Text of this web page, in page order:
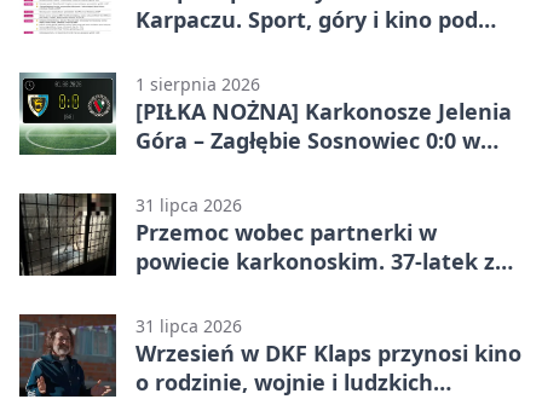
Karpaczu. Sport, góry i kino pod
1 sierpnia 2026
[PIŁKA NOŻNA] Karkonosze Jelenia
Góra – Zagłębie Sosnowiec 0:0 w
31 lipca 2026
Przemoc wobec partnerki w
powiecie karkonoskim. 37-latek z
31 lipca 2026
Wrzesień w DKF Klaps przynosi kino
o rodzinie, wojnie i ludzkich